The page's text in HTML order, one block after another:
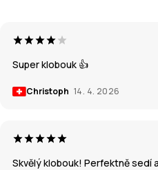
Super klobouk 👍
Christoph 14. 4. 2026
Skvělý klobouk! Perfektně sedí